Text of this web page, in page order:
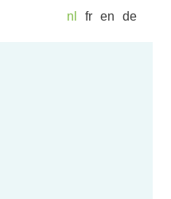
nl fr en de